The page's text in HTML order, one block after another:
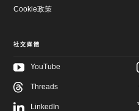
Cookie政策
社交媒體
YouTube
Threads
LinkedIn